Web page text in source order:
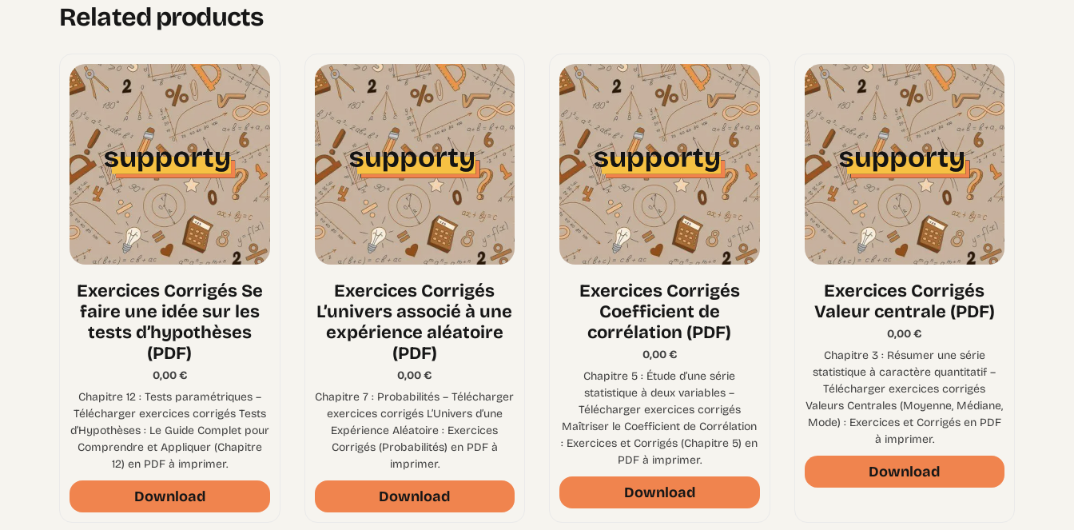
Related products
Exercices Corrigés Se
faire une idée sur les
tests d’hypothèses
(PDF)
0,00€
Chapitre 12 : Tests paramétriques –
Télécharger exercices corrigés Tests
d’Hypothèses : Le Guide Complet pour
Comprendre et Appliquer (Chapitre
12) en PDF à imprimer.
Download
Exercices Corrigés
L’univers associé à une
expérience aléatoire
(PDF)
0,00€
Chapitre 7 : Probabilités – Télécharger
exercices corrigés L’Univers d’une
Expérience Aléatoire : Exercices
Corrigés (Probabilités) en PDF à
imprimer.
Download
Exercices Corrigés
Coefficient de
corrélation (PDF)
0,00€
Chapitre 5 : Étude d’une série
statistique à deux variables –
Télécharger exercices corrigés
Maîtriser le Coefficient de Corrélation
: Exercices et Corrigés (Chapitre 5) en
PDF à imprimer.
Download
Exercices Corrigés
Valeur centrale (PDF)
0,00€
Chapitre 3 : Résumer une série
statistique à caractère quantitatif –
Télécharger exercices corrigés
Valeurs Centrales (Moyenne, Médiane,
Mode) : Exercices et Corrigés en PDF
à imprimer.
Download